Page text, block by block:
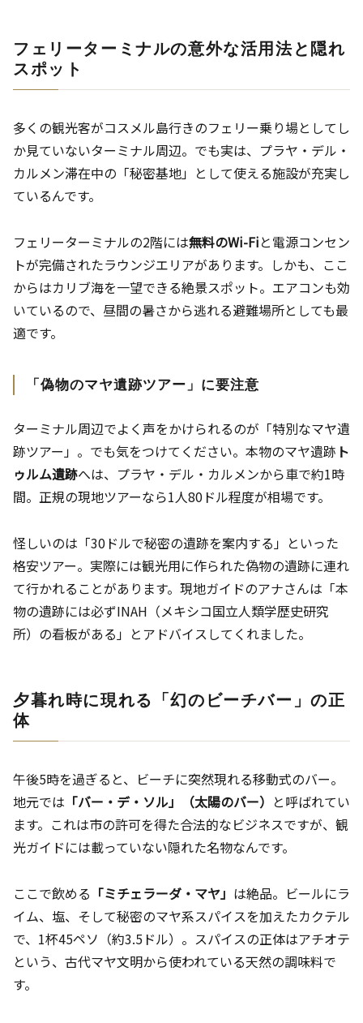
フェリーターミナルの意外な活用法と隠れ
スポット
多くの観光客がコスメル島行きのフェリー乗り場としてし
か見ていないターミナル周辺。でも実は、プラヤ・デル・
カルメン滞在中の「秘密基地」として使える施設が充実し
ているんです。
フェリーターミナルの2階には無料のWi-Fiと電源コンセン
トが完備されたラウンジエリアがあります。しかも、ここ
からはカリブ海を一望できる絶景スポット。エアコンも効
いているので、昼間の暑さから逃れる避難場所としても最
適です。
「偽物のマヤ遺跡ツアー」に要注意
ターミナル周辺でよく声をかけられるのが「特別なマヤ遺
跡ツアー」。でも気をつけてください。本物のマヤ遺跡 ト
ゥルム遺跡へは、プラヤ・デル・カルメンから車で約1時
間。正規の現地ツアーなら1人80ドル程度が相場です。
怪しいのは「30ドルで秘密の遺跡を案内する」といった
格安ツアー。実際には観光用に作られた偽物の遺跡に連れ
て行かれることがあります。現地ガイドのアナさんは「本
物の遺跡には必ずINAH（メキシコ国立人類学歴史研究
所）の看板がある」とアドバイスしてくれました。
夕暮れ時に現れる「幻のビーチバー」の正
体
午後5時を過ぎると、ビーチに突然現れる移動式のバー。
地元では 「バー・デ・ソル」（太陽のバー） と呼ばれてい
ます。これは市の許可を得た合法的なビジネスですが、観
光ガイドには載っていない隠れた名物なんです。
ここで飲める 「ミチェラーダ・マヤ」 は絶品。ビールにラ
イム、塩、そして秘密のマヤ系スパイスを加えたカクテル
で、1杯45ペソ（約3.5ドル）。スパイスの正体はアチオテ
という、古代マヤ文明から使われている天然の調味料で
す。